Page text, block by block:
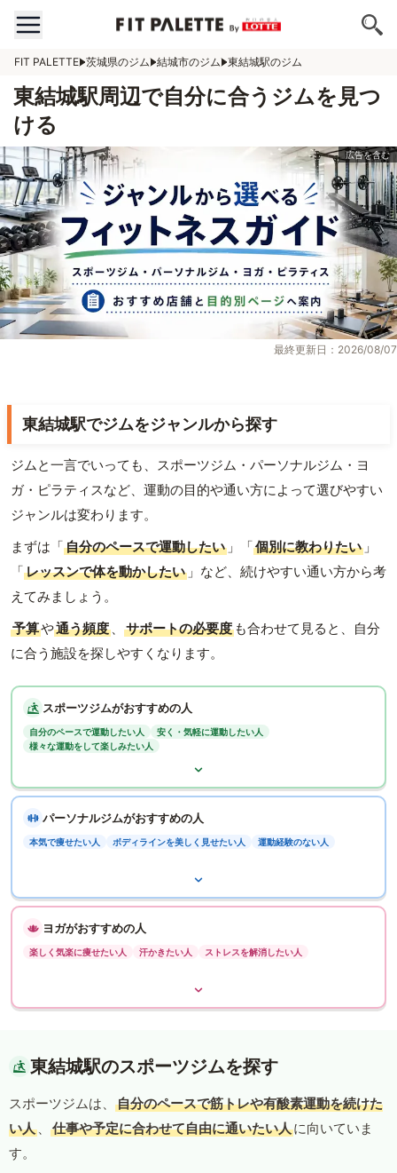
FIT PALETTE 茨城県のジム 結城市のジム 東結城駅のジム
東結城駅周辺で自分に合うジムを見つ
ける
最終更新日：2026/08/07
東結城駅でジムをジャンルから探す
ジムと一言でいっても、スポーツジム・パーソナルジム・ヨ
ガ・ピラティスなど、運動の目的や通い方によって選びやすい
ジャンルは変わります。
まずは「自分のペースで運動したい 」「個別に教わりたい 」
「レッスンで体を動かしたい 」など、続けやすい通い方から考
えてみましょう。
予算や通う頻度 、 サポートの必要度 も合わせて見ると、自分
に合う施設を探しやすくなります。
スポーツジムがおすすめの人
自分のペースで運動したい人
安く・気軽に運動したい人
様々な運動をして楽しみたい人
パーソナルジムがおすすめの人
本気で痩せたい人 ボディラインを美しく見せたい人 運動経験のない人
ヨガがおすすめの人
楽しく気楽に痩せたい人 汗かきたい人 ストレスを解消したい人
東結城駅のスポーツジムを探す
スポーツジムは、
自分のペースで筋トレや有酸素運動を続けた
い人 、 仕事や予定に合わせて自由に通いたい人に向いていま
す。